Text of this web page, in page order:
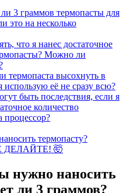
ли 3 граммов термопасты для
это на несколько
что я нанес достаточное
Можно ли
термопаста высохнуть в
использую её не сразу всю?
быть последствия, если я
количество
процессор?
термопасту?
🤯
нужно наносить
ли 3 граммов?